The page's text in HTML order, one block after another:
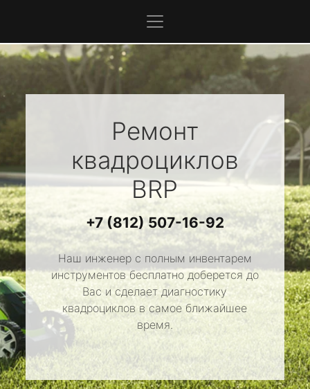
Ремонт
квадроциклов
BRP
+7 (812) 507-16-92
Наш инженер с полным инвентарем
инструментов бесплатно доберется до
Вас и сделает диагностику
квадроциклов в самое ближайшее
время.